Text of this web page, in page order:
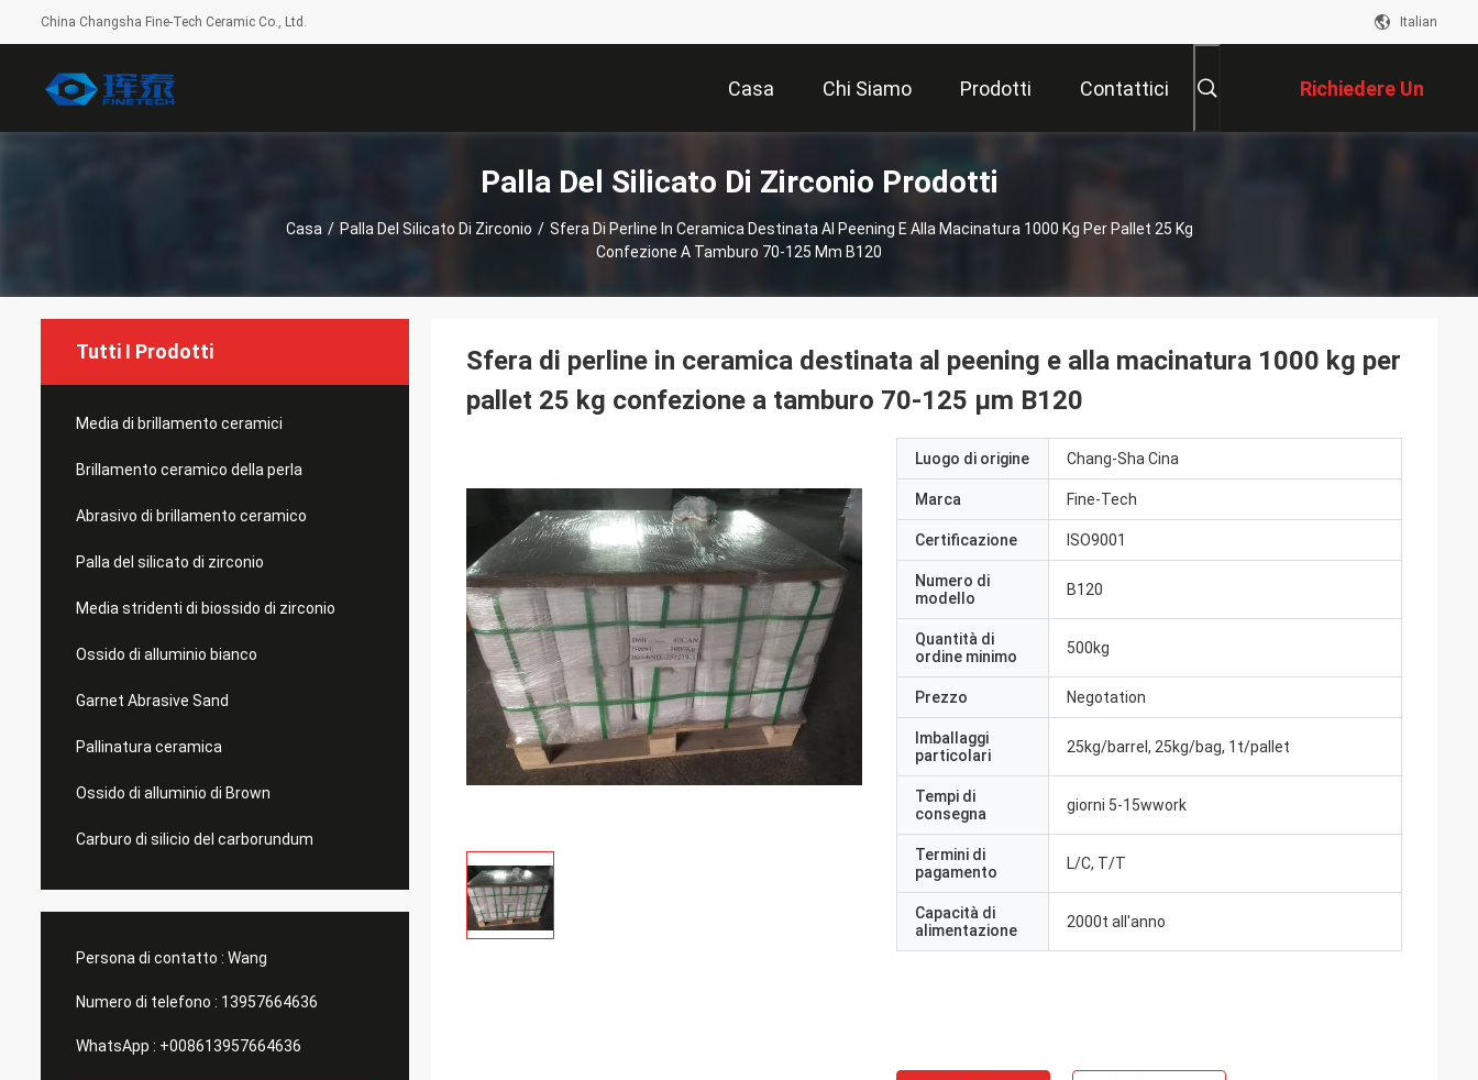
China Changsha Fine-Tech Ceramic Co., Ltd. Italian
Casa Chi Siamo Prodotti Contattici Richiedere Un
Preventivo
Palla Del Silicato Di Zirconio Prodotti
Casa / Palla Del Silicato Di Zirconio / Sfera Di Perline In Ceramica Destinata Al Peening E Alla Macinatura 1000 Kg Per Pallet 25 Kg
Confezione A Tamburo 70-125 Μm B120
Tutti I Prodotti
Media di brillamento ceramici
Brillamento ceramico della perla
Abrasivo di brillamento ceramico
Palla del silicato di zirconio
Media stridenti di biossido di zirconio
Ossido di alluminio bianco
Garnet Abrasive Sand
Pallinatura ceramica
Ossido di alluminio di Brown
Carburo di silicio del carborundum
Persona di contatto : Wang
Numero di telefono : 13957664636
WhatsApp : +008613957664636
Sfera di perline in ceramica destinata al peening e alla macinatura 1000 kg per
pallet 25 kg confezione a tamburo 70-125 μm B120
Luogo di origine Chang-Sha Cina
Marca Fine-Tech
Certificazione ISO9001
Numero di
modello
B120
Quantità di
ordine minimo
500kg
Prezzo Negotation
Imballaggi
particolari
25kg/barrel, 25kg/bag, 1t/pallet
Tempi di
consegna
giorni 5-15wwork
Termini di
pagamento
L/C, T/T
Capacità di
alimentazione
2000t all'anno